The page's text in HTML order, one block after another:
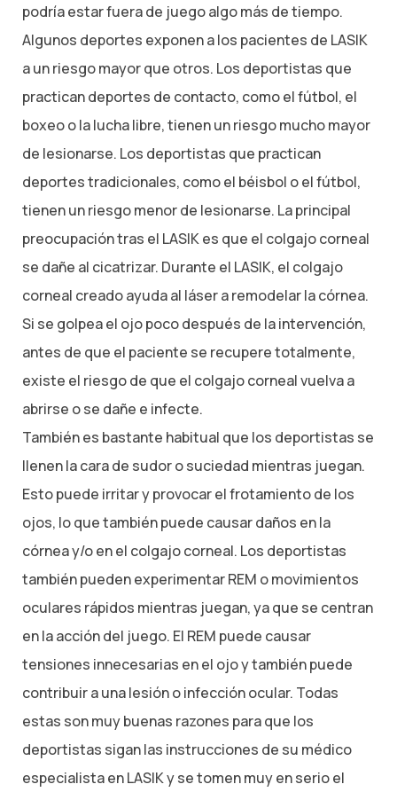
podría estar fuera de juego algo más de tiempo.
Algunos deportes exponen a los pacientes de LASIK
a un riesgo mayor que otros. Los deportistas que
practican deportes de contacto, como el fútbol, el
boxeo o la lucha libre, tienen un riesgo mucho mayor
de lesionarse. Los deportistas que practican
deportes tradicionales, como el béisbol o el fútbol,
tienen un riesgo menor de lesionarse. La principal
preocupación tras el LASIK es que el colgajo corneal
se dañe al cicatrizar. Durante el LASIK, el colgajo
corneal creado ayuda al láser a remodelar la córnea.
Si se golpea el ojo poco después de la intervención,
antes de que el paciente se recupere totalmente,
existe el riesgo de que el colgajo corneal vuelva a
abrirse o se dañe e infecte.
También es bastante habitual que los deportistas se
llenen la cara de sudor o suciedad mientras juegan.
Esto puede irritar y provocar el frotamiento de los
ojos, lo que también puede causar daños en la
córnea y/o en el colgajo corneal. Los deportistas
también pueden experimentar REM o movimientos
oculares rápidos mientras juegan, ya que se centran
en la acción del juego. El REM puede causar
tensiones innecesarias en el ojo y también puede
contribuir a una lesión o infección ocular. Todas
estas son muy buenas razones para que los
deportistas sigan las instrucciones de su médico
especialista en LASIK y se tomen muy en serio el